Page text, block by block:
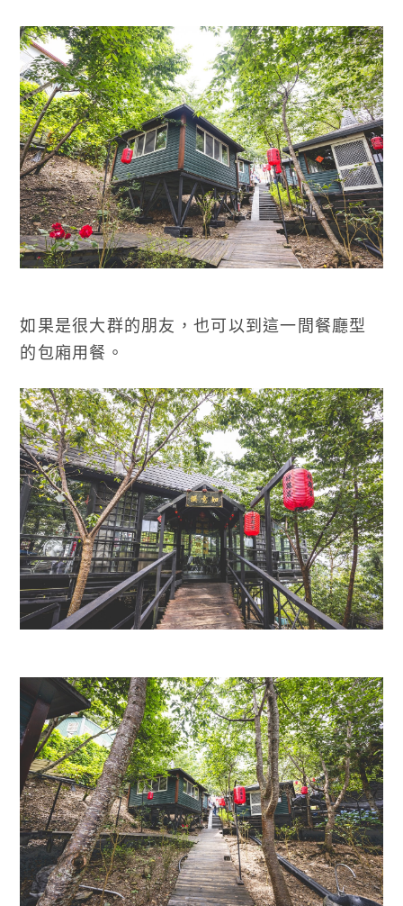
如果是很大群的朋友，也可以到這一間餐廳型
的包廂用餐。